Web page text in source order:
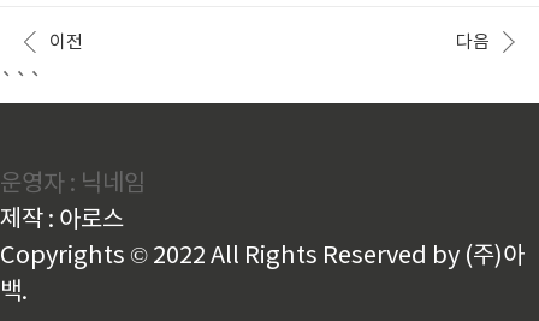
흔히 '조용하지만 강한 여운을 남긴다'는 평가를 받는
다. 이를테면 대표작..
한 가족 드라마를 넘어, 도시 재개발과 정체성, 소속감,
그리고 존재의 의미를 탐색하는 사회적 주제를 섬세하
게 풀어낸다. 특히 흑인 여성으로서 그녀가 바라본 뉴욕
브루클린에서 태어나고 자란 경험을 영화에 그대로 녹
여낸다. 그녀는 도시의 소음, 거리의 공기, 벽돌 건물의
질감까지도 ..
이전 다음
```
운영자 : 닉네임
제작 : 아로스
Copyrights © 2022 All Rights Reserved by (주)아
백.